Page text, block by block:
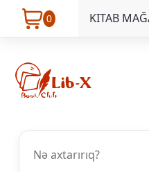
0 KITAB